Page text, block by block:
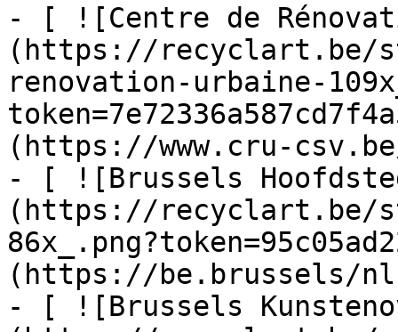
- [ ![Centre de
(https://recyclart.be/
renovation-urbaine-
(https://www.cru-
- [ ![Brussels
(https://recyclart.be/
(https://be.brussels/
- [ ![Brussels